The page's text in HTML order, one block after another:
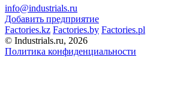
info@industrials.ru
Добавить предприятие
Factories.kz Factories.by Factories.pl
© Industrials.ru, 2026
Политика конфиденциальности